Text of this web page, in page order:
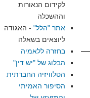
לקידום הנאורות
וההשכלה
אתר "הלל" - האגודה
ליוצאים בשאלה
בחזרה ללאמיה
הבלוג של "יש דין"
הטלוויזיה החברתית
הסיפור האמיתי